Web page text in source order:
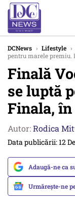
DCNews › Lifestyle ›
pentru marele premiu.
Finală
se luptă
Finala,
Autor:Rodica
Data publicării: 12
Adaugă-ne ca
Urmărește-ne